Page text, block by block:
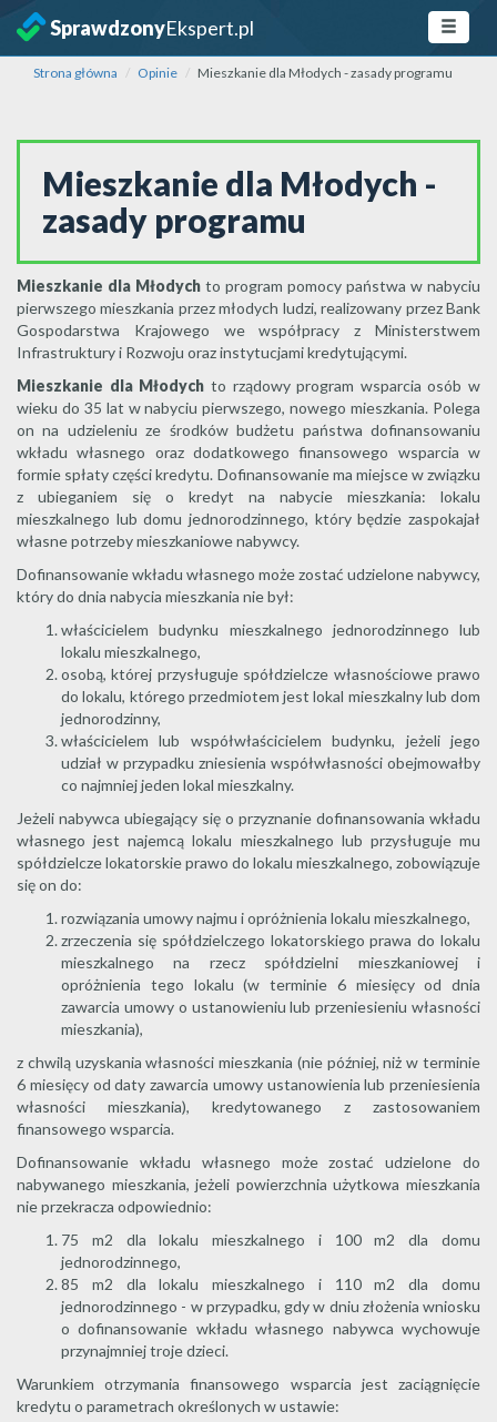
SprawdzonyEkspert.pl
Strona główna Opinie Mieszkanie dla Młodych - zasady programu
Mieszkanie dla Młodych -
zasady programu
Mieszkanie dla Młodych to program pomocy państwa w nabyciu
pierwszego mieszkania przez młodych ludzi, realizowany przez Bank
Gospodarstwa Krajowego we współpracy z Ministerstwem
Infrastruktury i Rozwoju oraz instytucjami kredytującymi.
Mieszkanie dla Młodych to rządowy program wsparcia osób w
wieku do 35 lat w nabyciu pierwszego, nowego mieszkania. Polega
on na udzieleniu ze środków budżetu państwa dofinansowaniu
wkładu własnego oraz dodatkowego finansowego wsparcia w
formie spłaty części kredytu. Dofinansowanie ma miejsce w związku
z ubieganiem się o kredyt na nabycie mieszkania: lokalu
mieszkalnego lub domu jednorodzinnego, który będzie zaspokajał
własne potrzeby mieszkaniowe nabywcy.
Dofinansowanie wkładu własnego może zostać udzielone nabywcy,
który do dnia nabycia mieszkania nie był:
właścicielem budynku mieszkalnego jednorodzinnego lub
lokalu mieszkalnego,
osobą, której przysługuje spółdzielcze własnościowe prawo
do lokalu, którego przedmiotem jest lokal mieszkalny lub dom
jednorodzinny,
właścicielem lub współwłaścicielem budynku, jeżeli jego
udział w przypadku zniesienia współwłasności obejmowałby
co najmniej jeden lokal mieszkalny.
Jeżeli nabywca ubiegający się o przyznanie dofinansowania wkładu
własnego jest najemcą lokalu mieszkalnego lub przysługuje mu
spółdzielcze lokatorskie prawo do lokalu mieszkalnego, zobowiązuje
się on do:
rozwiązania umowy najmu i opróżnienia lokalu mieszkalnego,
zrzeczenia się spółdzielczego lokatorskiego prawa do lokalu
mieszkalnego na rzecz spółdzielni mieszkaniowej i
opróżnienia tego lokalu (w terminie 6 miesięcy od dnia
zawarcia umowy o ustanowieniu lub przeniesieniu własności
mieszkania),
z chwilą uzyskania własności mieszkania (nie później, niż w terminie
6 miesięcy od daty zawarcia umowy ustanowienia lub przeniesienia
własności mieszkania), kredytowanego z zastosowaniem
finansowego wsparcia.
Dofinansowanie wkładu własnego może zostać udzielone do
nabywanego mieszkania, jeżeli powierzchnia użytkowa mieszkania
nie przekracza odpowiednio:
75 m2 dla lokalu mieszkalnego i 100 m2 dla domu
jednorodzinnego,
85 m2 dla lokalu mieszkalnego i 110 m2 dla domu
jednorodzinnego - w przypadku, gdy w dniu złożenia wniosku
o dofinansowanie wkładu własnego nabywca wychowuje
przynajmniej troje dzieci.
Warunkiem otrzymania finansowego wsparcia jest zaciągnięcie
kredytu o parametrach określonych w ustawie: